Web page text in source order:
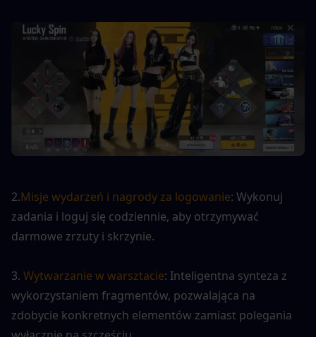
2.Misje wydarzeń i nagrody za logowanie: Wykonuj
zadania i loguj się codziennie, aby otrzymywać
darmowe zrzuty i skrzynie.
3. Wytwarzanie w warsztacie: Inteligentna synteza z
wykorzystaniem fragmentów, pozwalająca na
zdobycie konkretnych elementów zamiast polegania